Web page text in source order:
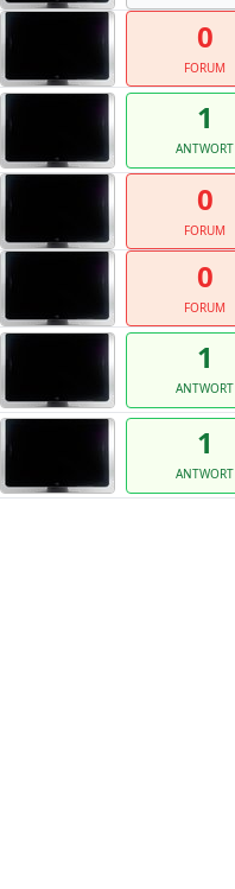
0
FORUM
1
ANTWORT
0
FORUM
0
FORUM
1
ANTWORT
1
ANTWORT